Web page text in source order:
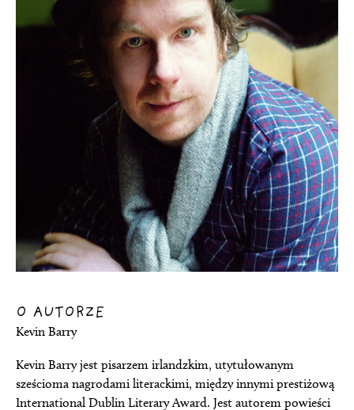
O AUTORZE
Kevin Barry
Kevin Barry jest pisarzem irlandzkim, utytułowanym
sześcioma nagrodami literackimi, między innymi prestiżową
International Dublin Literary Award. Jest autorem powieści